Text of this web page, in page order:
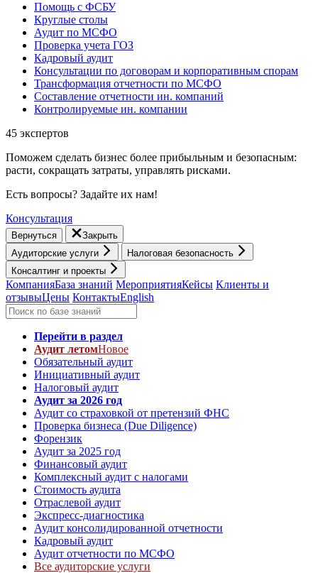
Помощь с ФСБУ
Круглые столы
Аудит по МСФО
Проверка учета ГОЗ
Кадровый аудит
Консультации по договорам и корпоративным спорам
Трансформация отчетности по МСФО
Составление отчетности ин. компаний
Контролируемые ин. компании
45 экспертов
Поможем сделать бизнес более прибыльным и безопасным:
расти, cокращать затраты, управлять рисками.
Есть вопросы? Задайте их нам!
Консультация
Вернуться
Закрыть
Аудиторские услуги
Налоговая безопасность
Консалтинг и проекты
КомпанияБаза знаний МероприятияКейсы Клиенты и
отзывыЦены КонтактыEnglish
Перейти в раздел
Аудит летомНовое
Обязательный аудит
Инициативный аудит
Налоговый аудит
Аудит за 2026 год
Аудит со страховкой от претензий ФНС
Проверка бизнеса (Due Diligence)
Форензик
Аудит за 2025 год
Финансовый аудит
Комплексный аудит с налогами
Стоимость аудита
Отраслевой аудит
Экспресс-диагностика
Аудит консолидированной отчетности
Кадровый аудит
Аудит отчетности по МСФО
Все аудиторские услуги